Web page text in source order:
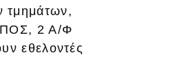
τμημάτων,
2 Α/Φ
εθελοντές